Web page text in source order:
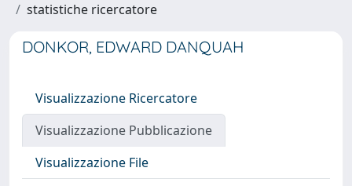
statistiche ricercatore
DONKOR, EDWARD DANQUAH
Visualizzazione Ricercatore
Visualizzazione Pubblicazione
Visualizzazione File